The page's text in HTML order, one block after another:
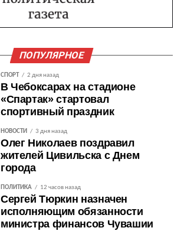
ПОПУЛЯРНОЕ
СПОРТ 2 дня назад
В Чебоксарах на стадионе
«Спартак» стартовал
спортивный праздник
НОВОСТИ 3 дня назад
Олег Николаев поздравил
жителей Цивильска с Днем
города
ПОЛИТИКА 12 часов назад
Сергей Тюркин назначен
исполняющим обязанности
министра финансов Чувашии